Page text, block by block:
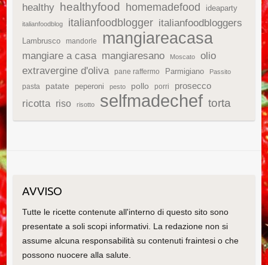
healthy healthyfood homemadefood ideaparty
italianfoodblog italianfoodblogger italianfoodbloggers
Lambrusco mandorle mangiareacasa
mangiare a casa mangiaresano Moscato
olio
extravergine d'oliva
pane raffermo Parmigiano Passito
pasta patate peperoni pesto pollo porri prosecco
ricotta riso risotto selfmadechef torta
AVVISO
Tutte le ricette contenute all'interno di questo sito sono
presentate a soli scopi informativi. La redazione non si
assume alcuna responsabilità su contenuti fraintesi o che
possono nuocere alla salute.